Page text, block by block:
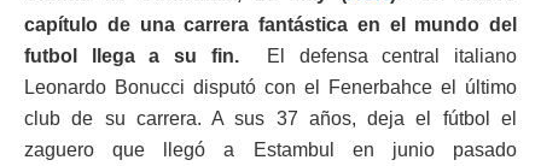
capítulo de una carrera fantástica en el mundo del
futbol llega a su fin.
El defensa central italiano
Leonardo Bonucci disputó con el Fenerbahce el último
club de su carrera. A sus 37 años, deja el fútbol el
zaguero que llegó a Estambul en junio pasado